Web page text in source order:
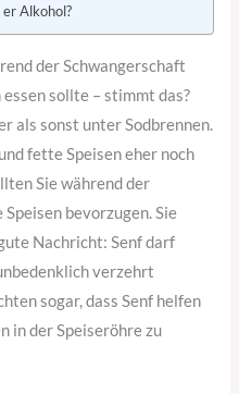
Alkohol?
der Schwangerschaft
sollte – stimmt das?
als sonst unter Sodbrennen.
fette Speisen eher noch
Sie während der
bevorzugen. Sie
Nachricht: Senf darf
verzehrt
sogar, dass Senf helfen
in der Speiseröhre zu